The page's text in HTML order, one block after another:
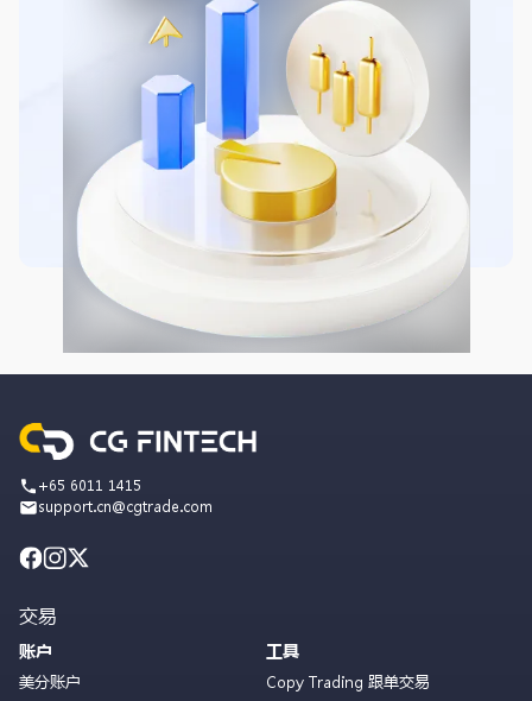
+65 6011 1415
support.cn@cgtrade.com
交易
账户
美分账户
工具
Copy Trading 跟单交易